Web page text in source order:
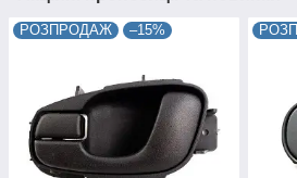
РОЗПРОДАЖ –15%